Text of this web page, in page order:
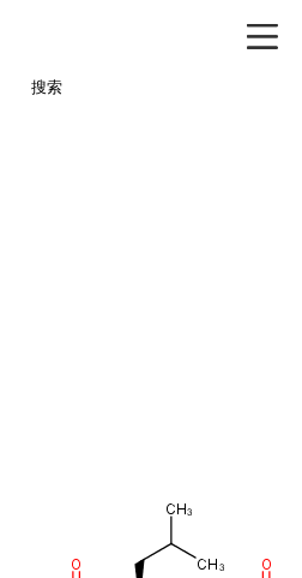
搜索